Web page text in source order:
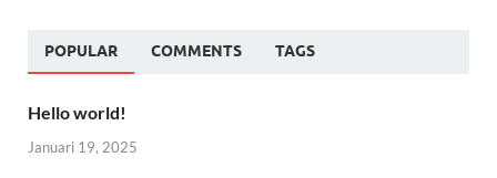
POPULAR COMMENTS TAGS
Hello world!
Januari 19, 2025